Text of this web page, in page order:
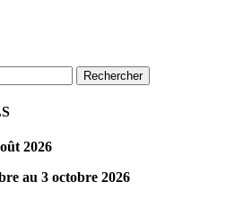
2026
au 3 octobre 2026